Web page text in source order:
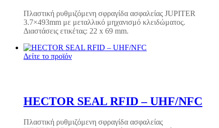
Πλαστική ρυθμιζόμενη σφραγίδα ασφαλείας JUPITER
3.7×493mm με μεταλλικό μηχανισμό κλειδώματος.
Διαστάσεις ετικέτας: 22 x 69 mm.
Δείτε το προϊόν
HECTOR SEAL RFID – UHF/NFC
Πλαστική ρυθμιζόμενη σφραγίδα ασφαλείας